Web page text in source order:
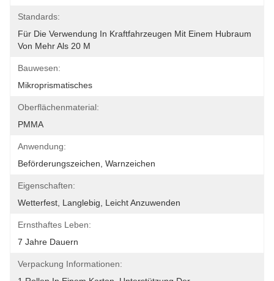
Standards:
Für Die Verwendung In Kraftfahrzeugen Mit Einem Hubraum
Von Mehr Als 20 M
Bauwesen:
Mikroprismatisches
Oberflächenmaterial:
PMMA
Anwendung:
Beförderungszeichen, Warnzeichen
Eigenschaften:
Wetterfest, Langlebig, Leicht Anzuwenden
Ernsthaftes Leben:
7 Jahre Dauern
Verpackung Informationen: